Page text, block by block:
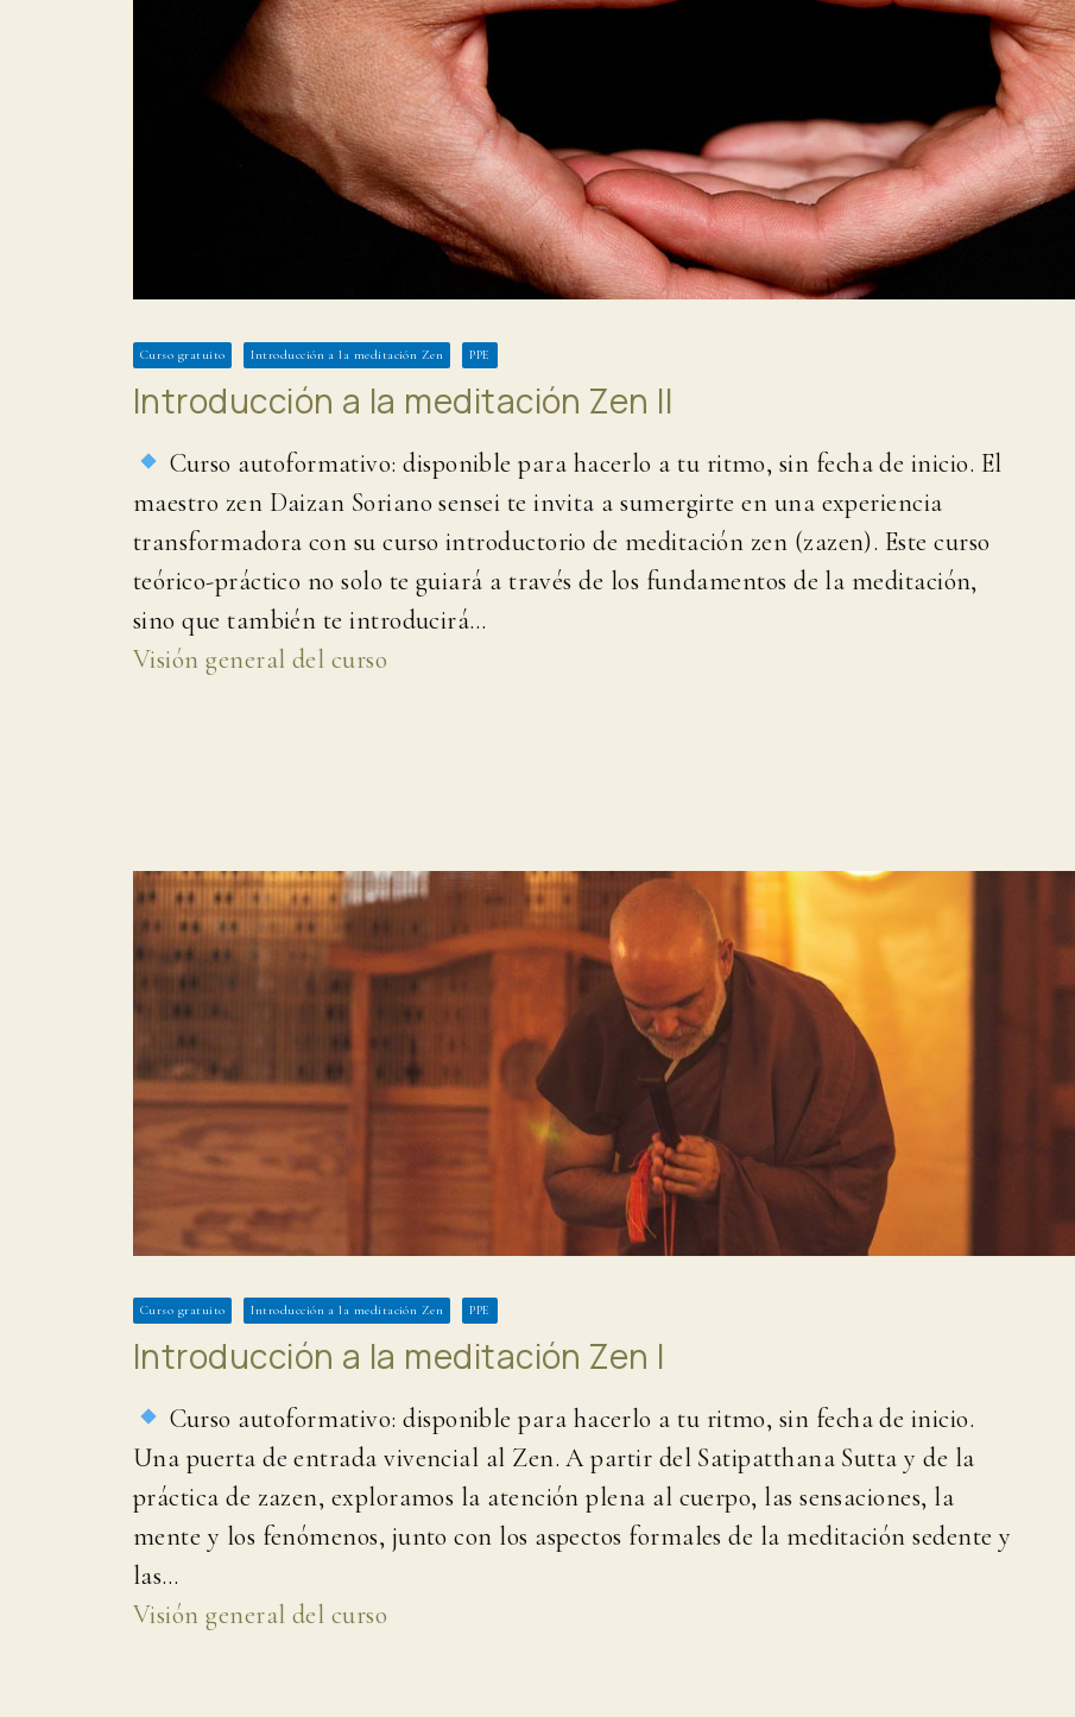
Curso gratuito Introducción a la meditación Zen PPE
Introducción a la meditación Zen II
Curso autoformativo: disponible para hacerlo a tu ritmo, sin fecha de inicio. El
maestro zen Daizan Soriano sensei te invita a sumergirte en una experiencia
transformadora con su curso introductorio de meditación zen (zazen). Este curso
teórico-práctico no solo te guiará a través de los fundamentos de la meditación,
sino que también te introducirá…
Visión general del curso
Curso gratuito Introducción a la meditación Zen PPE
Introducción a la meditación Zen I
Curso autoformativo: disponible para hacerlo a tu ritmo, sin fecha de inicio.
Una puerta de entrada vivencial al Zen. A partir del Satipatthana Sutta y de la
práctica de zazen, exploramos la atención plena al cuerpo, las sensaciones, la
mente y los fenómenos, junto con los aspectos formales de la meditación sedente y
las…
Visión general del curso